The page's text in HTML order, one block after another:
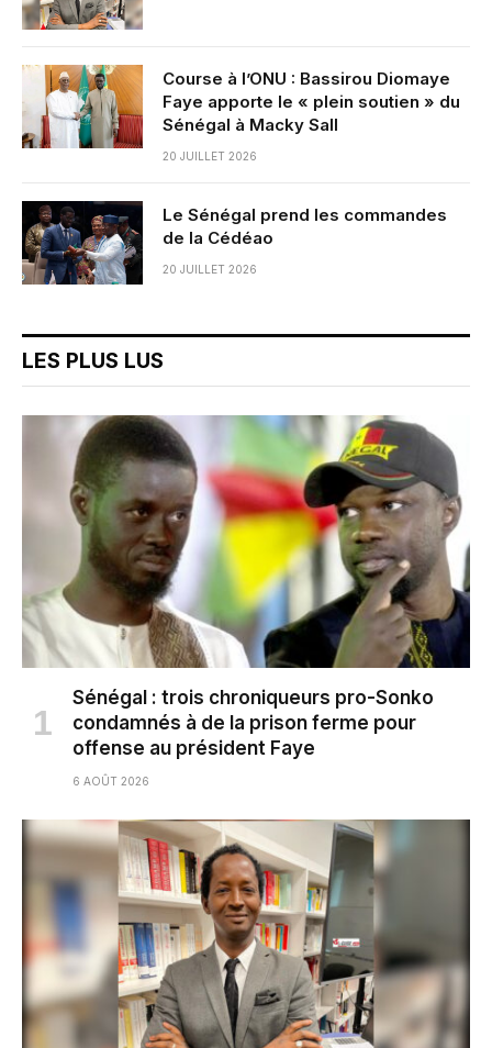
Course à l’ONU : Bassirou Diomaye
Faye apporte le « plein soutien » du
Sénégal à Macky Sall
20 JUILLET 2026
Le Sénégal prend les commandes
de la Cédéao
20 JUILLET 2026
LES PLUS LUS
Sénégal : trois chroniqueurs pro-Sonko
condamnés à de la prison ferme pour
offense au président Faye
6 AOÛT 2026